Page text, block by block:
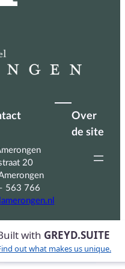
with GREYD.SUITE
out what makes us unique.
20
563 766
Over
de site